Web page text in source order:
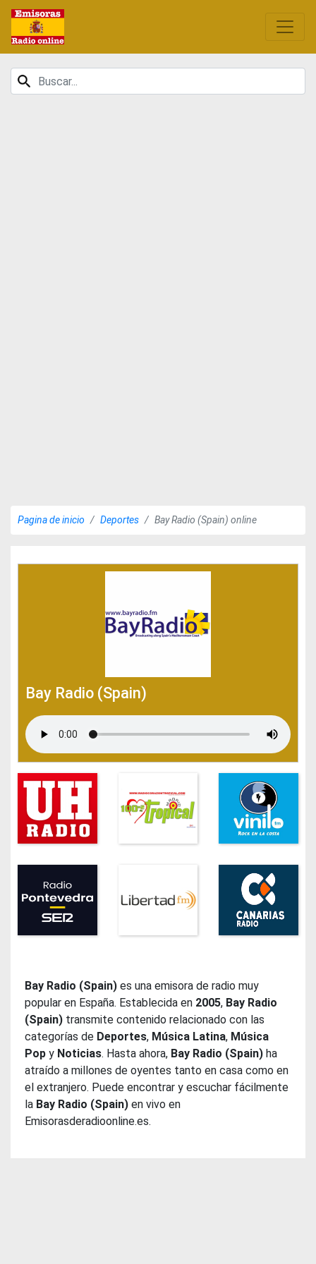
Pagina de inicio Deportes Bay Radio (Spain) online
Bay Radio (Spain)
Bay Radio (Spain) es una emisora de radio muy
popular en España. Establecida en 2005, Bay Radio
(Spain) transmite contenido relacionado con las
categorías de Deportes, Música Latina, Música
Pop y Noticias. Hasta ahora, Bay Radio (Spain) ha
atraído a millones de oyentes tanto en casa como en
el extranjero. Puede encontrar y escuchar fácilmente
la Bay Radio (Spain) en vivo en
Emisorasderadioonline.es.